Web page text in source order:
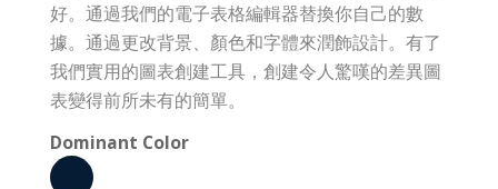
好。通過我們的電子表格編輯器替換你自己的數
據。通過更改背景、顏色和字體來潤飾設計。有了
我們實用的圖表創建工具，創建令人驚嘆的差異圖
表變得前所未有的簡單。
Dominant Color